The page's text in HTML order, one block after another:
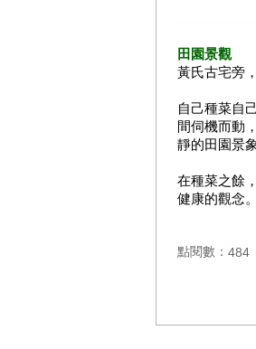
田園景觀
黃氏古宅旁
自己種菜自
間伺機而動
靜的田園景
在種菜之餘
健康的觀念。
點閱數： 484